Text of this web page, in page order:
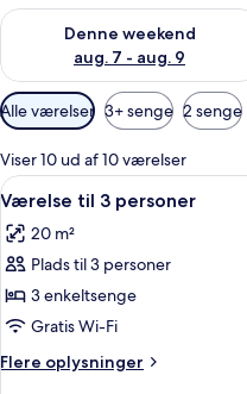
Denne weekend
aug. 7 - aug. 9
Tjek tilgængelighed for
Tilgængelige
filtre
for
værelser
Alle værelser 3+ senge 2 senge
Viser 10 ud af 10 værelser
Indlæs
alle
billeder
af
Værelse
til
3
personer
6
Værelse til 3 personer
20 m²
Plads til 3 personer
3 enkeltsenge
Gratis Wi-Fi
Flere oplysninger
Flere